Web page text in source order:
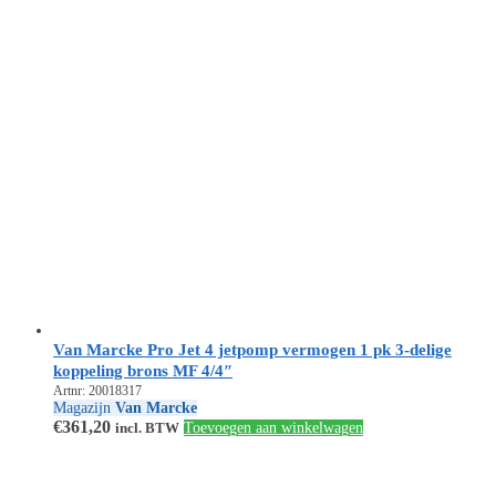
Van Marcke Pro Jet 4 jetpomp vermogen 1 pk 3-delige
koppeling brons MF 4/4″
Artnr: 20018317
Magazijn Van Marcke
€361,20 incl. BTW Toevoegen aan winkelwagen